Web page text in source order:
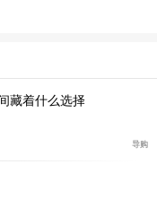
属性，虽说陶瓷材
藏着什么选择
导购